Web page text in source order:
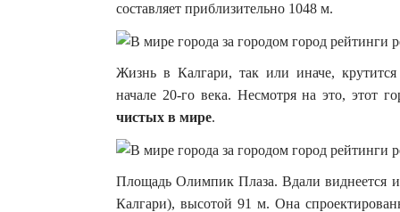
составляет приблизительно 1048 м.
Жизнь в Калгари, так или иначе,
начале 20-го века. Несмотря на это, этот
чистых в мире.
Площадь Олимпик Плаза. Вдали виднеется
Калгари), высотой 91 м. Она